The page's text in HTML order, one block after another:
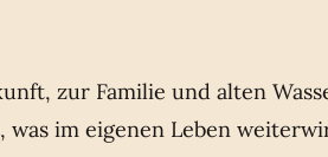
zur Familie und alten
im eigenen Leben